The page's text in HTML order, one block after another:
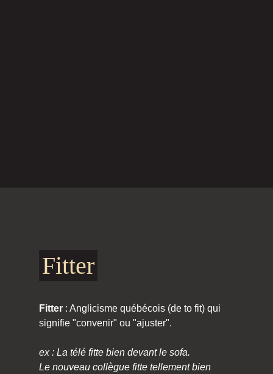
Fitter
Fitter : Anglicisme québécois (de to fit) qui
signifie "convenir" ou "ajuster".
ex : La télé fitte bien devant le sofa.
Le nouveau collègue fitte tellement bien